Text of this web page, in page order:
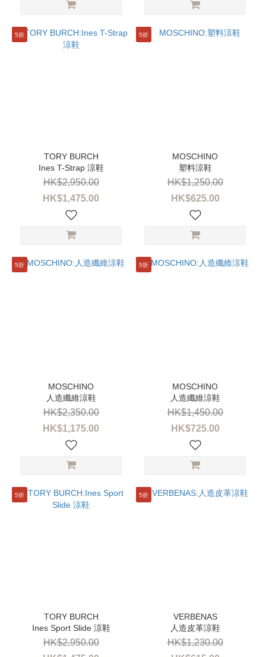
5折
Ines T-Strap 涼鞋
HK$1,475.00
HK$2,950.00
5折
塑料涼鞋
HK$625.00
HK$1,250.00
5折
人造纖維涼鞋
HK$1,175.00
HK$2,350.00
5折
人造纖維涼鞋
HK$725.00
HK$1,450.00
5折
Ines Sport Slide 涼鞋
HK$2,950.00
5折
人造皮革涼鞋
HK$1,230.00